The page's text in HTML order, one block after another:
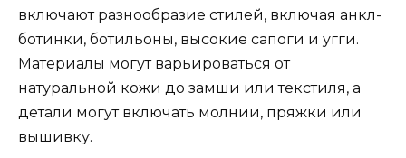
включают разнообразие стилей, включая анкл-
ботинки, ботильоны, высокие сапоги и угги.
Материалы могут варьироваться от
натуральной кожи до замши или текстиля, а
детали могут включать молнии, пряжки или
вышивку.